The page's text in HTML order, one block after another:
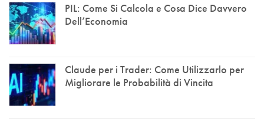
PIL: Come Si Calcola e Cosa Dice Davvero
Dell’Economia
Claude per i Trader: Come Utilizzarlo per
Migliorare le Probabilità di Vincita